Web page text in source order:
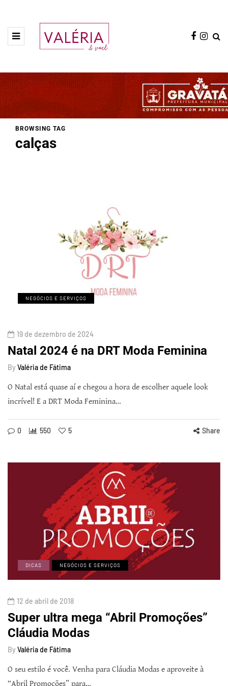
BROWSING TAG
calças
NEGÓCIOS E SERVIÇOS
19 de dezembro de 2024
Natal 2024 é na DRT Moda Feminina
By Valéria de Fátima
O Natal está quase aí e chegou a hora de escolher aquele look
incrível! E a DRT Moda Feminina…
0 550 5 Share
DICAS NEGÓCIOS E SERVIÇOS
12 de abril de 2018
Super ultra mega “Abril Promoções”
Cláudia Modas
By Valéria de Fátima
O seu estilo é você. Venha para Cláudia Modas e aproveite à
“Abril Promoções” para…